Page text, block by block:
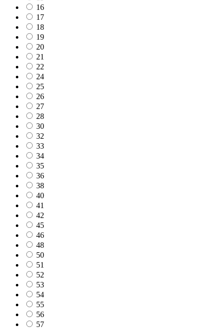
16
17
18
19
20
21
22
24
25
26
27
28
30
32
33
34
35
36
38
40
41
42
45
46
48
50
51
52
53
54
55
56
57